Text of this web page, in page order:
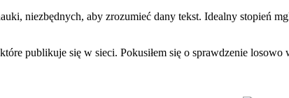
niezbędnych, aby zrozumieć dany tekst. Idealny stopień
publikuje się w sieci. Pokusiłem się o sprawdzenie